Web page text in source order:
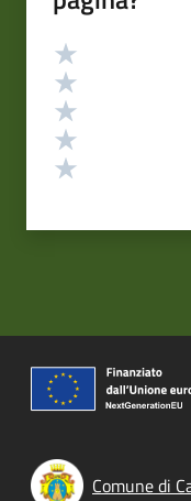
Valutazione
Comune di